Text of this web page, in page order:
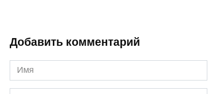
Добавить комментарий
Имя
*